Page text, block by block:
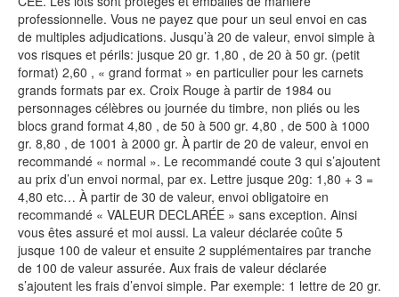
professionnelle. Vous ne payez que pour un seul envoi en cas
de multiples adjudications. Jusqu’à 20 de valeur, envoi simple à
vos risques et périls: jusque 20 gr. 1,80 , de 20 à 50 gr. (petit
format) 2,60 , « grand format » en particulier pour les carnets
grands formats par ex. Croix Rouge à partir de 1984 ou
personnages célèbres ou journée du timbre, non pliés ou les
blocs grand format 4,80 , de 50 à 500 gr. 4,80 , de 500 à 1000
gr. 8,80 , de 1001 à 2000 gr. À partir de 20 de valeur, envoi en
recommandé « normal ». Le recommandé coute 3 qui s’ajoutent
au prix d’un envoi normal, par ex. Lettre jusque 20g: 1,80 + 3 =
4,80 etc… À partir de 30 de valeur, envoi obligatoire en
recommandé « VALEUR DECLARÉE » sans exception. Ainsi
vous êtes assuré et moi aussi. La valeur déclarée coûte 5
jusque 100 de valeur et ensuite 2 supplémentaires par tranche
de 100 de valeur assurée. Aux frais de valeur déclarée
s’ajoutent les frais d’envoi simple. Par exemple: 1 lettre de 20 gr.